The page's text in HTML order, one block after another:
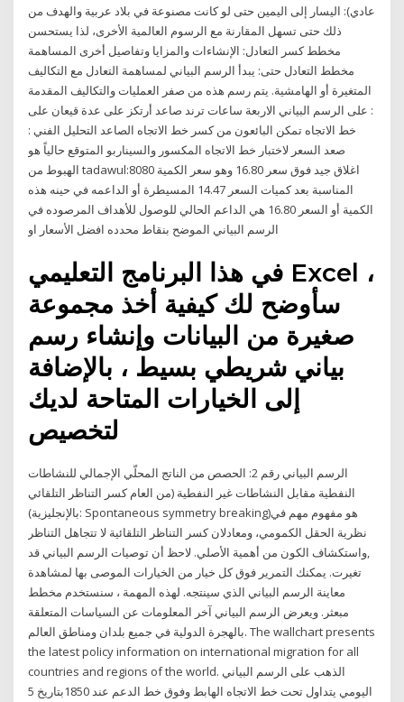
عادي): اليسار إلى اليمين حتى لو كانت مصنوعة في بلاد عربية والهدف من
ذلك حتى تسهل المقارنة مع الرسوم العالمية الأخرى، لذا يستحسن
مخطط كسر التعادل: الإنشاءات والمزايا وتفاصيل أخرى المساهمة
مخطط التعادل حتى: يبدأ الرسم البياني لمساهمة التعادل مع التكاليف
المتغيرة أو الهامشية. يتم رسم هذه من صفر العمليات والتكاليف المقدمة
: على الرسم البياني الاربعة ساعات ترند صاعد أرتكز على عدة قيعان على
خط الاتجاه تمكن البائعون من كسر خط الاتجاه الصاعد التحليل الفني :
صعد السعر لاختبار خط الاتجاه المكسور والسيناربو المتوقع حالياً هو
الهبوط من tadawul:8080 اغلاق جيد فوق سعر 16.80 وهو سعر الكمية
المناسبة بعد كميات السعر 14.47 المسيطرة أو الداعمه في حينه هذه
الكمية أو السعر 16.80 هي الداعم الحالي للوصول للأهداف المرصوده في
الرسم البياني الموضح بنقاط محدده افضل الأسعار او
في هذا البرنامج التعليمي Excel ،
سأوضح لك كيفية أخذ مجموعة
صغيرة من البيانات وإنشاء رسم
بياني شريطي بسيط ، بالإضافة
إلى الخيارات المتاحة لديك
الرسم البياني رقم 2: الحصص من الناتج المحلّي الإجمالي للنشاطات
النفطية مقابل النشاطات غير النفطية (من العام كسر التناظر التلقائي
(بالإنجليزية: Spontaneous symmetry breaking)‏ هو مفهوم مهم في
نظرية الحقل الكمومي، ومعادلان كسر التناظر التلقائية لا تتجاهل التناظر
,واستكشاف الكون من أهمية الأصلي. لاحظ أن توصيات الرسم البياني قد
تغيرت. يمكنك التمرير فوق كل خيار من الخيارات الموصى بها لمشاهدة
معاينة الرسم البياني الذي سينتجه. لهذه المهمة ، سنستخدم مخطط
مبعثر. ويعرض الرسم البياني آخر المعلومات عن السياسات المتعلقة
بالهجرة الدولية في جميع بلدان ومناطق العالم. The wallchart presents
the latest policy information on international migration for all
countries and regions of the world. الذهب على الرسم البياني
اليومي يتداول تحت خط الاتجاه الهابط وفوق خط الدعم عند 1850بتاريخ 5